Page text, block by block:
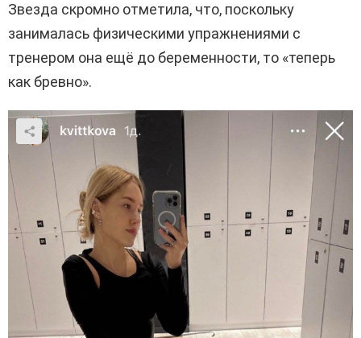
Звезда скромно отметила, что, поскольку
занималась физическими упражнениями с
тренером она ещё до беременности, то «теперь
как бревно».